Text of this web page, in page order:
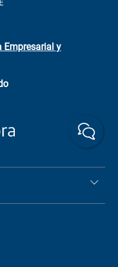
256
Empresarial y